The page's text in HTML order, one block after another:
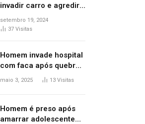
invadir carro e agredir
delegado aposentado
durante confusão no
setembro 19, 2024
37 Visitas
Homem invade hospital
com faca após quebrar
porta de vidro, diz
maio 3, 2025 13 Visitas
Homem é preso após
amarrar adolescente